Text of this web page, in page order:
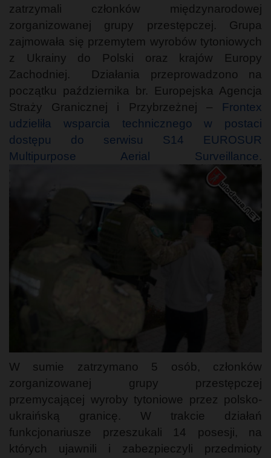
zatrzymali członków międzynarodowej
zorganizowanej grupy przestępczej. Grupa
zajmowała się przemytem wyrobów tytoniowych
z Ukrainy do Polski oraz krajów Europy
Zachodniej. Działania przeprowadzono na
początku października br. Europejska Agencja
Straży Granicznej i Przybrzeżnej – Frontex
udzieliła wsparcia technicznego w postaci
dostępu do serwisu S14 EUROSUR
Multipurpose Aerial Surveillance.
W sumie zatrzymano 5 osób, członków
zorganizowanej grupy przestępczej
przemycającej wyroby tytoniowe przez polsko-
ukraińską granicę. W trakcie działań
funkcjonariusze przeszukali 14 posesji, na
których ujawnili i zabezpieczyli przedmioty